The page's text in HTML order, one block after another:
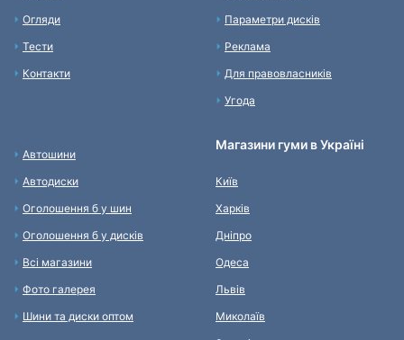
Огляди
Тести
Контакти
Параметри дисків
Реклама
Для правовласників
Угода
Автошини
Автодиски
Оголошення б у шин
Оголошення б у дисків
Всі магазини
Фото галерея
Шини та диски оптом
Магазини гуми в Україні
Київ
Харків
Дніпро
Одеса
Львів
Миколаїв